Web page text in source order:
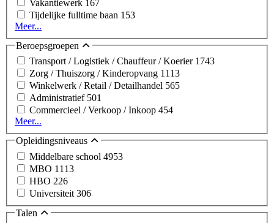
Vakantiewerk 167
Tijdelijke fulltime baan 153
Meer...
Beroepsgroepen
Transport / Logistiek / Chauffeur / Koerier 1743
Zorg / Thuiszorg / Kinderopvang 1113
Winkelwerk / Retail / Detailhandel 565
Administratief 501
Commercieel / Verkoop / Inkoop 454
Meer...
Opleidingsniveaus
Middelbare school 4953
MBO 1113
HBO 226
Universiteit 306
Talen